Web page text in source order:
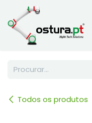
Skip to Content
Todos os produtos